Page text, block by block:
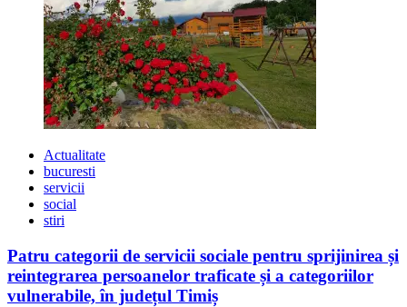
Actualitate
bucuresti
servicii
social
stiri
Patru categorii de servicii sociale pentru sprijinirea și
reintegrarea persoanelor traficate și a categoriilor
vulnerabile, în județul Timiș